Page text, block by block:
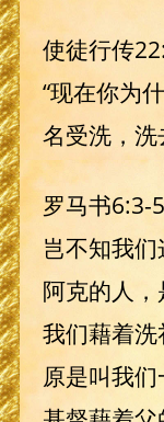
使徒行传
“现在你为
名受洗，洗
罗马书6:3-5
岂不知我
阿克的人
我们藉着洗
原是叫我